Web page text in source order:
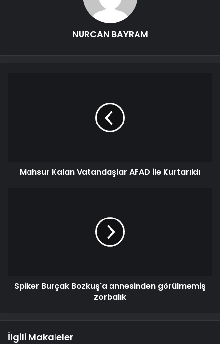
NURCAN BAYRAM
Mahsur Kalan Vatandaşlar AFAD ile Kurtarıldı
Spiker Burçak Bozkuş'a annesinden görülmemiş
zorbalık
İlgili Makaleler